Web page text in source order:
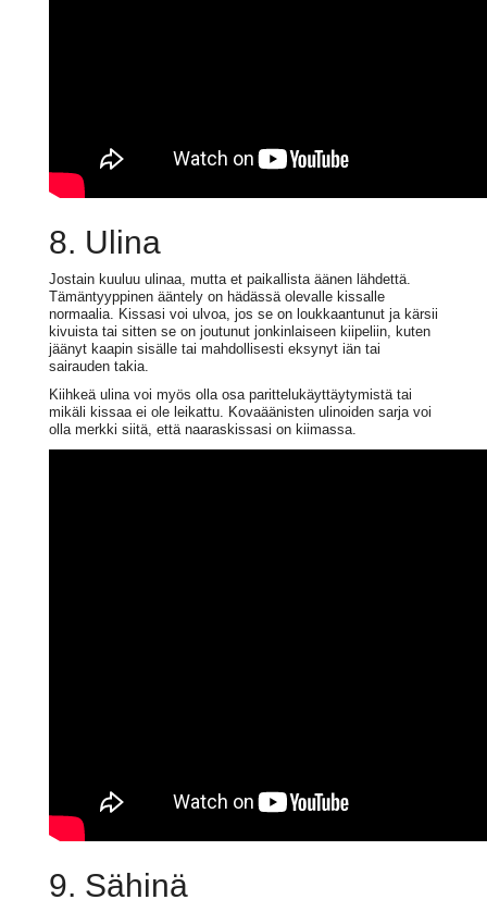
8. Ulina
Jostain kuuluu ulinaa, mutta et paikallista äänen lähdettä.
Tämäntyyppinen ääntely on hädässä olevalle kissalle
normaalia. Kissasi voi ulvoa, jos se on loukkaantunut ja kärsii
kivuista tai sitten se on joutunut jonkinlaiseen kiipeliin, kuten
jäänyt kaapin sisälle tai mahdollisesti eksynyt iän tai
sairauden takia.
Kiihkeä ulina voi myös olla osa parittelukäyttäytymistä tai
mikäli kissaa ei ole leikattu. Kovaäänisten ulinoiden sarja voi
olla merkki siitä, että naaraskissasi on kiimassa.
9. Sähinä